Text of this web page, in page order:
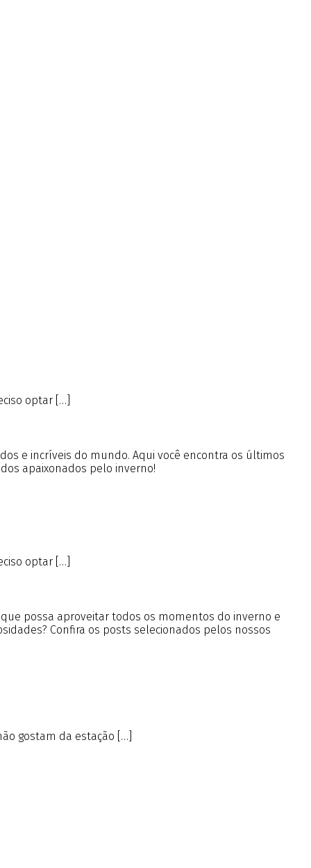
optar […]
e incríveis do mundo. Aqui você encontra os últimos
apaixonados pelo inverno!
optar […]
possa aproveitar todos os momentos do inverno e
Confira os posts selecionados pelos nossos
gostam da estação […]